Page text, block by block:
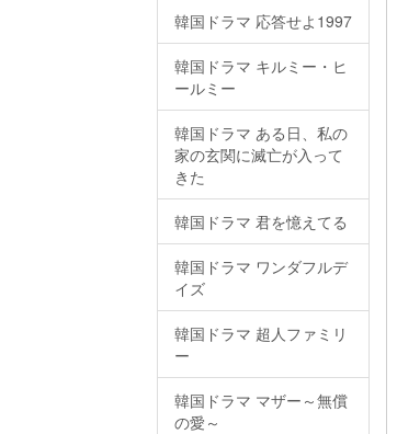
韓国ドラマ 応答せよ1997
韓国ドラマ キルミー・ヒ
ールミー
韓国ドラマ ある日、私の
家の玄関に滅亡が入って
きた
韓国ドラマ 君を憶えてる
韓国ドラマ ワンダフルデ
イズ
韓国ドラマ 超人ファミリ
ー
韓国ドラマ マザー～無償
の愛～